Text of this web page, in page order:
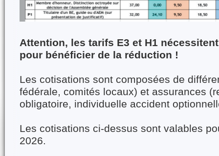
Attention, les tarifs E3 et H1
pour bénéficier de la réduction !
Les cotisations sont composées de
fédérale, comités locaux) et assurances
obligatoire, individuelle accident
Les cotisations ci-dessus sont valables
2026.